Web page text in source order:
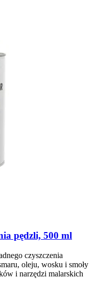
pędzli, 500 ml
czyszczenia
oleju, wosku i smoły
i narzędzi malarskich